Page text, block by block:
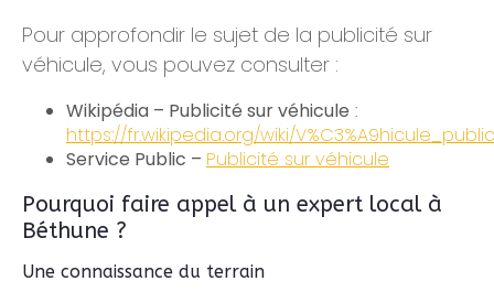
Pour approfondir le sujet de la publicité sur
véhicule, vous pouvez consulter :
Wikipédia – Publicité sur véhicule :
https://fr.wikipedia.org/wiki/
Service Public – Publicité sur véhicule
Pourquoi faire appel à un expert local à
Béthune ?
Une connaissance du terrain